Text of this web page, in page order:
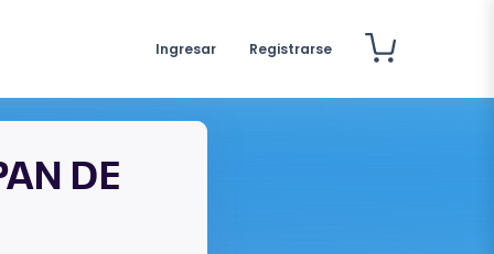
Ingresar Registrarse
DE